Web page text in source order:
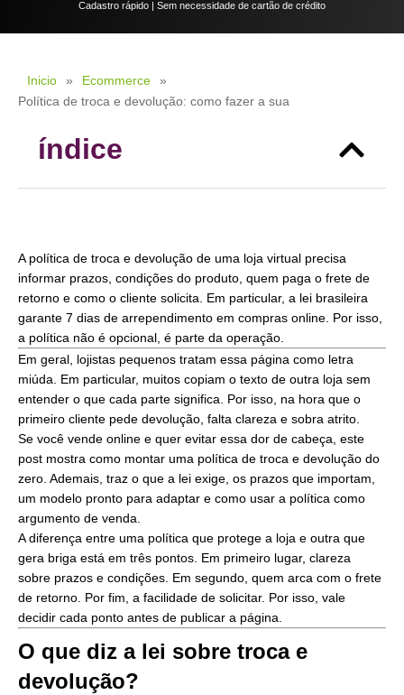
Cadastro rápido | Sem necessidade de cartão de crédito
Inicio » Ecommerce
»
Política de troca e devolução: como fazer a sua
índice
A política de troca e devolução de uma loja virtual precisa
informar prazos, condições do produto, quem paga o frete de
retorno e como o cliente solicita. Em particular, a lei brasileira
garante 7 dias de arrependimento em compras online. Por isso,
a política não é opcional, é parte da operação.
Em geral, lojistas pequenos tratam essa página como letra
miúda. Em particular, muitos copiam o texto de outra loja sem
entender o que cada parte significa. Por isso, na hora que o
primeiro cliente pede devolução, falta clareza e sobra atrito.
Se você vende online e quer evitar essa dor de cabeça, este
post mostra como montar uma política de troca e devolução do
zero. Ademais, traz o que a lei exige, os prazos que importam,
um modelo pronto para adaptar e como usar a política como
argumento de venda.
A diferença entre uma política que protege a loja e outra que
gera briga está em três pontos. Em primeiro lugar, clareza
sobre prazos e condições. Em segundo, quem arca com o frete
de retorno. Por fim, a facilidade de solicitar. Por isso, vale
decidir cada ponto antes de publicar a página.
O que diz a lei sobre troca e
devolução?